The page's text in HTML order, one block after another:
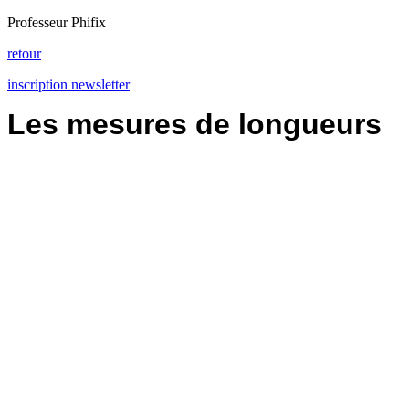
Professeur Phifix
retour
inscription newsletter
Les mesures de longueurs